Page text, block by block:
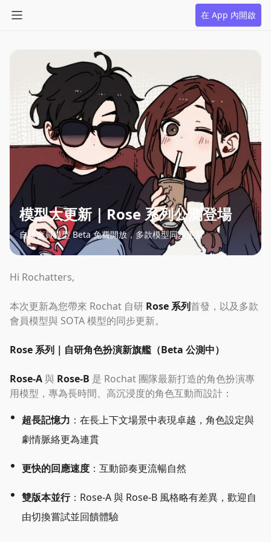
在 App 內開啟
模型大更新｜Rose 系列公測登場
自研會員模型 Beta 免費開放，多款模型同步更新
Hi Rochatters,
本次更新為您帶來 Rochat 自研 Rose 系列首發，以及多款
會員模型與 SOTA 模型的同步更新。
Rose 系列｜自研角色扮演新旗艦（Beta 公測中）
Rose-A與 Rose-B 是 Rochat 團隊最新打造的角色扮演專
用模型，專為長時間、高沉浸度的角色互動而設計：
超長記憶力 ：在長上下文場景中表現卓越，角色設定與
劇情脈絡更為連貫
更快的回應速度 ：互動節奏更流暢自然
雙版本並行：Rose-A 與 Rose-B 風格略有差異，歡迎自
由切換嘗試並回饋體驗